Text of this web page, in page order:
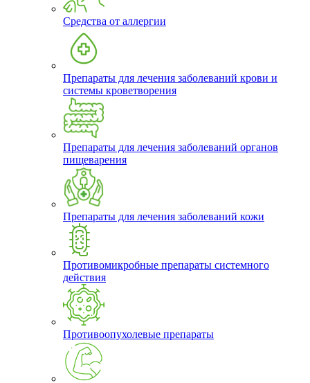
Средства от аллергии
Препараты для лечения заболеваний крови и
системы кроветворения
Препараты для лечения заболеваний органов
пищеварения
Препараты для лечения заболеваний кожи
Противомикробные препараты системного
действия
Противоопухолевые препараты